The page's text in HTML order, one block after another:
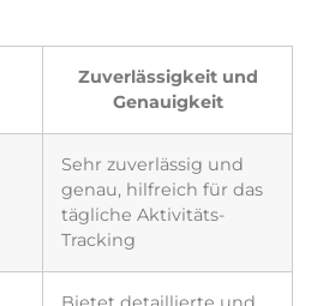
Zuverlässigkeit und
Genauigkeit
Sehr zuverlässig und
genau, hilfreich für das
tägliche Aktivitäts-
Tracking